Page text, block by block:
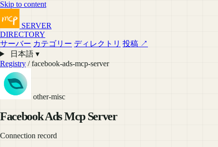
Skip to content
SERVER
DIRECTORY
サーバー カテゴリー ディレクトリ 投稿 ↗
日本語 ▾
Registry / facebook-ads-mcp-server
other-misc
Facebook Ads Mcp Server
Connection record